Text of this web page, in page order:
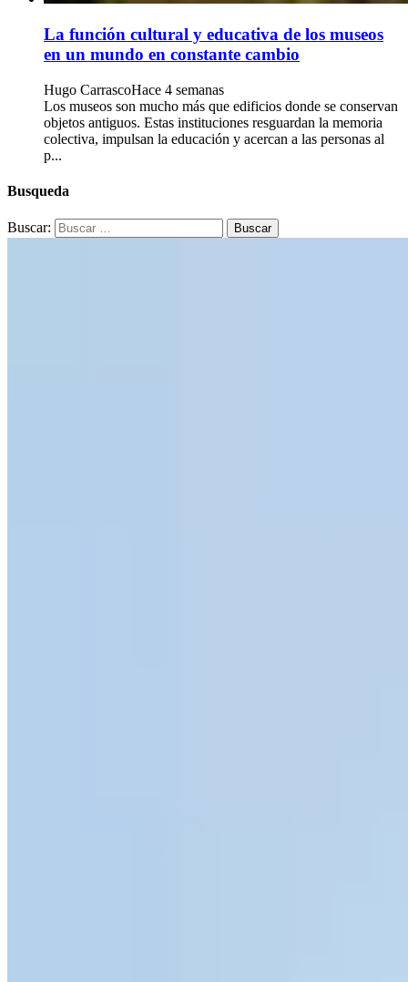
La función cultural y educativa de los museos
en un mundo en constante cambio
Hugo CarrascoHace 4 semanas
Los museos son mucho más que edificios donde se conservan
objetos antiguos. Estas instituciones resguardan la memoria
colectiva, impulsan la educación y acercan a las personas al
p...
Busqueda
Buscar: